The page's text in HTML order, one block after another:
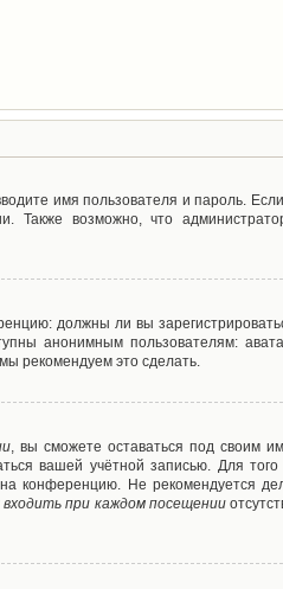
имя пользователя и пароль.
возможно, что
должны ли вы
анонимным пользователям:
рекомендуем это сделать.
, вы сможете оставаться под своим
вашей учётной записью. Для
конференцию. Не рекомендуется
при каждом посещении